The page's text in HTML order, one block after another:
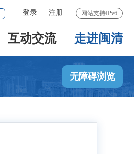
网站支持IPv6
登录 注册
互动交流 走进闽清
无障碍浏览